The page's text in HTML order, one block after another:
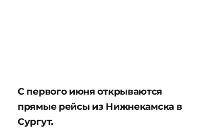
С первого июня открываются
прямые рейсы из Нижнекамска в
Сургут.